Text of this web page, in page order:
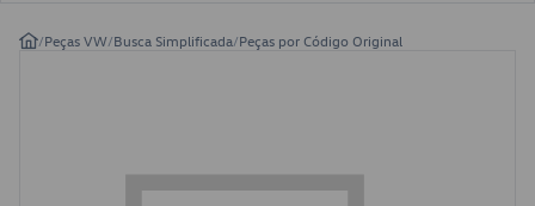
/Peças VW/Busca Simplificada/Peças por Código Original